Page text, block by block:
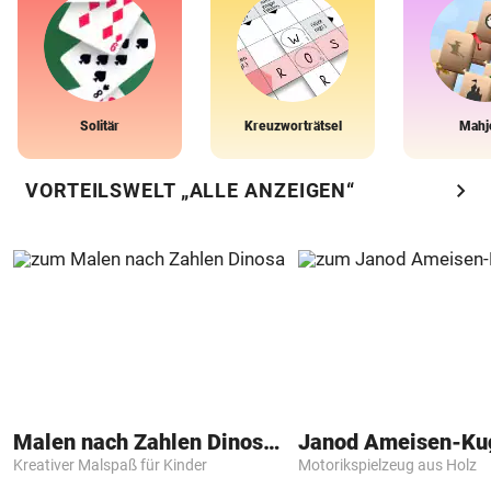
Solitär Kreuzworträtsel
VORTEILSWELT „ALLE ANZEIGEN“ chevron_right
Malen nach Zahlen Dinosaurier
Kreativer Malspaß für Kinder
Janod Ameisen-
Motorikspielzeug aus Holz